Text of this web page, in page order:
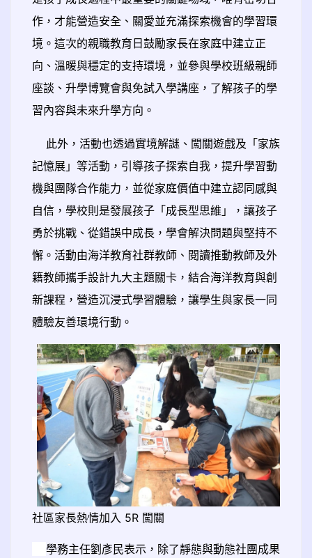
作，才能營造安全、關愛並充滿探索機會的學習環
境。這次的親職教育日鼓勵家長在家庭中建立正
向、溫暖與穩定的支持環境，並參與學校班級親師
座談、升學博覽會與免試入學講座，了解孩子的學
習內容與未來升學方向。
此外，活動也透過實境解謎、闖關遊戲及「家族
記憶展」等活動，引導孩子探索自我，提升學習動
機與團隊合作能力，並從家庭價值中建立認同感與
自信，學校則是發展孩子「成長型思維」，讓孩子
勇於挑戰、從錯誤中成長，學會解決問題與堅持不
懈。活動由海洋教育社群教師、閱讀推動教師及外
籍教師攜手設計九大主題關卡，結合海洋教育與創
新課程，營造沉浸式學習體驗，讓學生與家長一同
體驗友善環境行動。
社區家長熱情加入 5R 闖關
學務主任劉彥民表示，除了靜態與動態社團成果